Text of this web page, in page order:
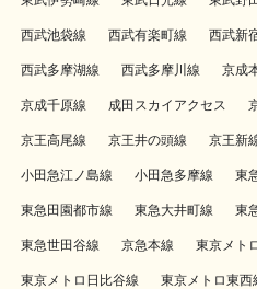
西武池袋線 西武有楽町線 西武新
西武多摩湖線 西武多摩川線 京成
京成千原線 成田スカイアクセス
京王高尾線 京王井の頭線 京王新
小田急江ノ島線 小田急多摩線 東
東急田園都市線 東急大井町線 東
東急世田谷線 京急本線 東京メト
東京メトロ日比谷線 東京メトロ東西